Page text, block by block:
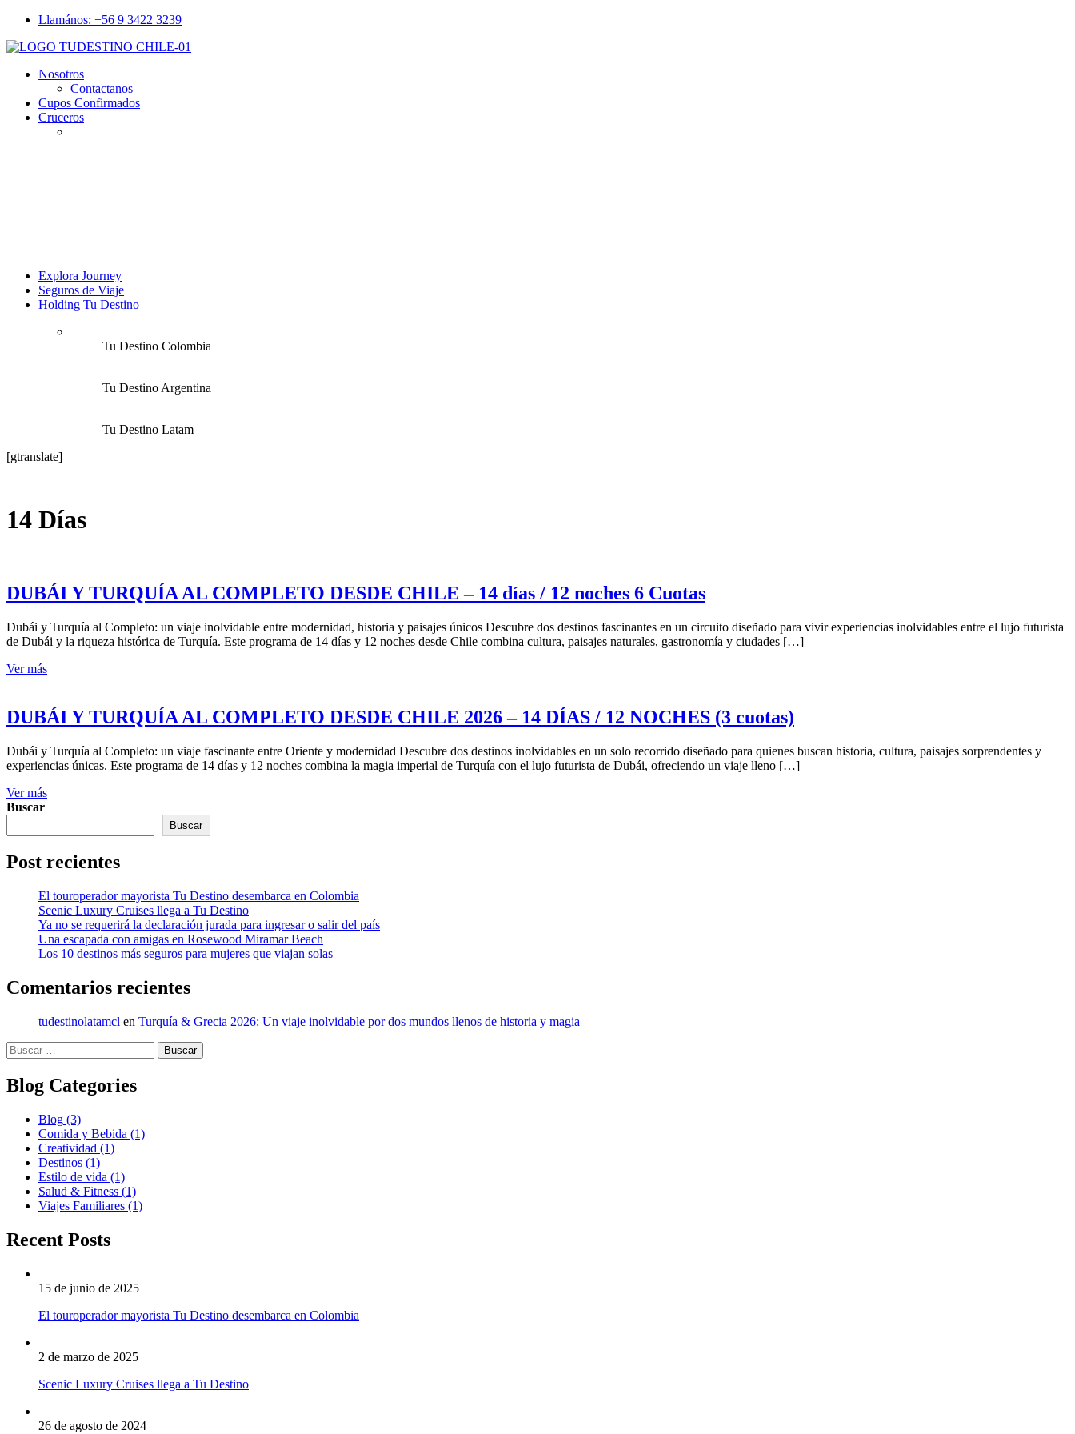
Llamános: +56 9 3422 3239
Nosotros
Contactanos
Cupos Confirmados
Cruceros
Explora Journey
Seguros de Viaje
Holding Tu Destino
Tu Destino Colombia
Tu Destino Argentina
Tu Destino Latam
[gtranslate]
14 Días
DUBÁI Y TURQUÍA AL COMPLETO DESDE CHILE – 14 días / 12 noches 6 Cuotas
Dubái y Turquía al Completo: un viaje inolvidable entre modernidad, historia y paisajes únicos Descubre dos destinos fascinantes en un circuito diseñado para vivir experiencias inolvidables entre el lujo futurista
de Dubái y la riqueza histórica de Turquía. Este programa de 14 días y 12 noches desde Chile combina cultura, paisajes naturales, gastronomía y ciudades […]
Ver más
DUBÁI Y TURQUÍA AL COMPLETO DESDE CHILE 2026 – 14 DÍAS / 12 NOCHES (3 cuotas)
Dubái y Turquía al Completo: un viaje fascinante entre Oriente y modernidad Descubre dos destinos inolvidables en un solo recorrido diseñado para quienes buscan historia, cultura, paisajes sorprendentes y
experiencias únicas. Este programa de 14 días y 12 noches combina la magia imperial de Turquía con el lujo futurista de Dubái, ofreciendo un viaje lleno […]
Ver más
Buscar
Buscar
Post recientes
El touroperador mayorista Tu Destino desembarca en Colombia
Scenic Luxury Cruises llega a Tu Destino
Ya no se requerirá la declaración jurada para ingresar o salir del país
Una escapada con amigas en Rosewood Miramar Beach
Los 10 destinos más seguros para mujeres que viajan solas
Comentarios recientes
tudestinolatamcl en Turquía & Grecia 2026: Un viaje inolvidable por dos mundos llenos de historia y magia
Buscar:
Blog Categories
Blog (3)
Comida y Bebida (1)
Creatividad (1)
Destinos (1)
Estilo de vida (1)
Salud & Fitness (1)
Viajes Familiares (1)
Recent Posts
15 de junio de 2025
El touroperador mayorista Tu Destino desembarca en Colombia
2 de marzo de 2025
Scenic Luxury Cruises llega a Tu Destino
26 de agosto de 2024